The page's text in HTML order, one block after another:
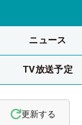
ニュース
TV放送予定
更新する